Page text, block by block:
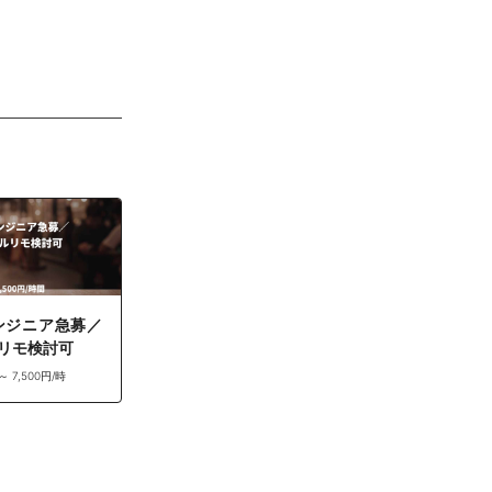
ニア急募／
モ検討可
7,500円/時